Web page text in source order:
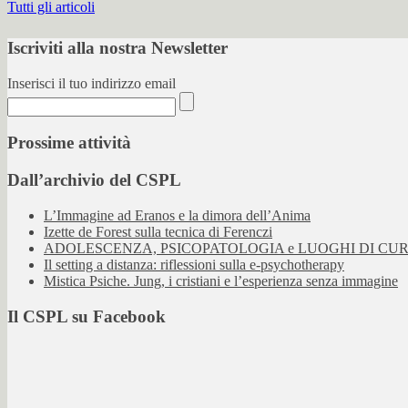
Tutti gli articoli
Iscriviti alla nostra Newsletter
Inserisci il tuo indirizzo email
Prossime attività
Dall’archivio del CSPL
L’Immagine ad Eranos e la dimora dell’Anima
Izette de Forest sulla tecnica di Ferenczi
ADOLESCENZA, PSICOPATOLOGIA e LUOGHI DI
Il setting a distanza: riflessioni sulla e-psychotherapy
Mistica Psiche. Jung, i cristiani e l’esperienza senza immagine
Il CSPL su Facebook